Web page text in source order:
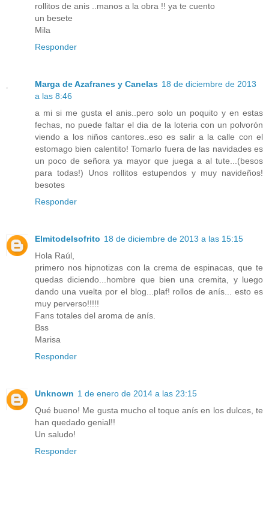
rollitos de anis ..manos a la obra !! ya te cuento
un besete
Mila
Responder
Marga de Azafranes y Canelas 18 de diciembre de 2013
a las 8:46
a mi si me gusta el anis..pero solo un poquito y en estas
fechas, no puede faltar el dia de la loteria con un polvorón
viendo a los niños cantores..eso es salir a la calle con el
estomago bien calentito! Tomarlo fuera de las navidades es
un poco de señora ya mayor que juega a al tute...(besos
para todas!) Unos rollitos estupendos y muy navideños!
besotes
Responder
Elmitodelsofrito 18 de diciembre de 2013 a las 15:15
Hola Raúl,
primero nos hipnotizas con la crema de espinacas, que te
quedas diciendo...hombre que bien una cremita, y luego
dando una vuelta por el blog...plaf! rollos de anís... esto es
muy perverso!!!!!
Fans totales del aroma de anís.
Bss
Marisa
Responder
Unknown 1 de enero de 2014 a las 23:15
Qué bueno! Me gusta mucho el toque anís en los dulces, te
han quedado genial!!
Un saludo!
Responder